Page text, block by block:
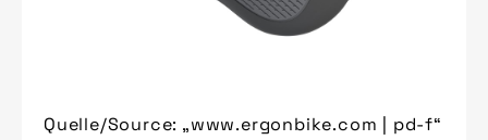
Quelle/Source: „www.ergonbike.com | pd-f“